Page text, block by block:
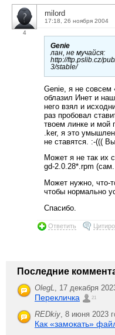
4
milord
17:18, 26 ноября 2004
Genie
лан, не мучайся:
http://ftp.pslib.cz/
3/stable/
Genie, я не
облазил Инет и
него взял и
раз пробовал
твоем линке и мой
.ker, я это
не ставятся. :-(((
Может я не так их
gd-2.0.28*.rpm
Может нужно, что-
чтобы нормально
Спасибо.
Ответить
Последние
OlegL 17 декабря
Перекличка 21
REDkiy 8 июня 2023
Как «замокать»